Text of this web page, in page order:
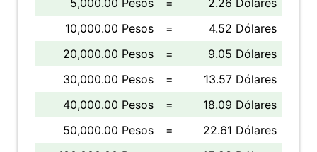
5,000.00 Pesos
=
2.26 Dólares
10,000.00 Pesos
=
4.52 Dólares
20,000.00 Pesos
=
9.05 Dólares
30,000.00 Pesos
=
13.57 Dólares
40,000.00 Pesos
=
18.09 Dólares
50,000.00 Pesos
=
22.61 Dólares